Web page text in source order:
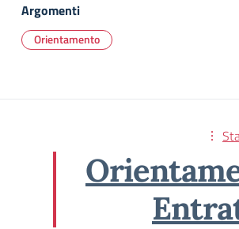
Argomenti
Orientamento